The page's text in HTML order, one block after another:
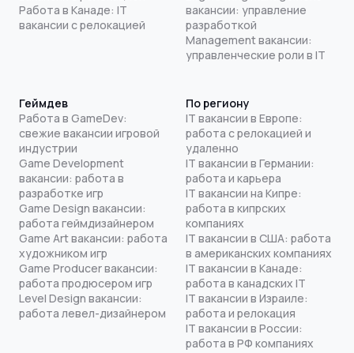
Работа в Канаде: IT
вакансии с релокацией
вакансии: управление
разработкой
Management вакансии:
управленческие роли в IT
Геймдев
Работа в GameDev:
свежие вакансии игровой
индустрии
Game Development
вакансии: работа в
разработке игр
Game Design вакансии:
работа геймдизайнером
Game Art вакансии: работа
художником игр
Game Producer вакансии:
работа продюсером игр
Level Design вакансии:
работа левел-дизайнером
По региону
IT вакансии в Европе:
работа с релокацией и
удаленно
IT вакансии в Германии:
работа и карьера
IT вакансии на Кипре:
работа в кипрских
компаниях
IT вакансии в США: работа
в американских компаниях
IT вакансии в Канаде:
работа в канадских IT
IT вакансии в Израиле:
работа и релокация
IT вакансии в России:
работа в РФ компаниях